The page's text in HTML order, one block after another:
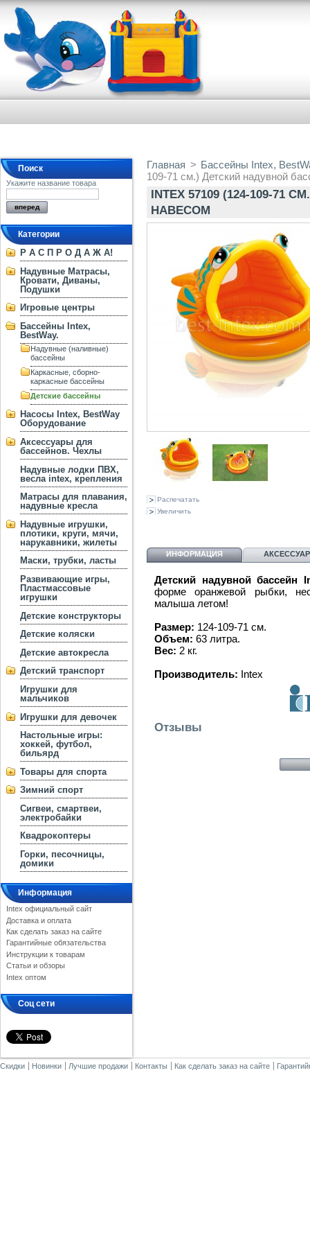
Поиск
Укажите название товара
Категории
Р А С П Р О Д А Ж А!
Надувные Матрасы,
Кровати, Диваны,
Подушки
Игровые центры
Бассейны Intex,
BestWay.
Надувные (наливные)
бассейны
Каркасные, сборно-
каркасные бассейны
Детские бассейны
Насосы Intex, BestWay
Оборудование
Аксессуары для
бассейнов. Чехлы
Надувные лодки ПВХ,
весла intex, крепления
Матрасы для плавания,
надувные кресла
Надувные игрушки,
плотики, круги, мячи,
нарукавники, жилеты
Маски, трубки, ласты
Развивающие игры,
Пластмассовые
игрушки
Детские конструкторы
Детские коляски
Детские автокресла
Детский транспорт
Игрушки для
мальчиков
Игрушки для девочек
Настольные игры:
хоккей, футбол,
бильярд
Товары для спорта
Зимний спорт
Сигвеи, смартвеи,
электробайки
Квадрокоптеры
Горки, песочницы,
домики
Информация
Intex официальный сайт
Доставка и оплата
Как сделать заказ на сайте
Гарантийные обязательства
Инструкции к товарам
Статьи и обзоры
Intex оптом
Соц сети
Главная > Бассейны Intex,
109-71 см.) Детский надувной
INTEX 57109 (124-109-
НАВЕСОМ
Распечатать
Увеличить
ИНФОРМАЦИЯ
Детский надувной бассейн
форме оранжевой рыбки,
малыша летом!
Размер: 124-109-71 см.
Объем: 63 литра.
Вес: 2 кг.
Производитель: Intex
Отзывы
Скидки Новинки Лучшие продажи Контакты Как сделать заказ на сайте